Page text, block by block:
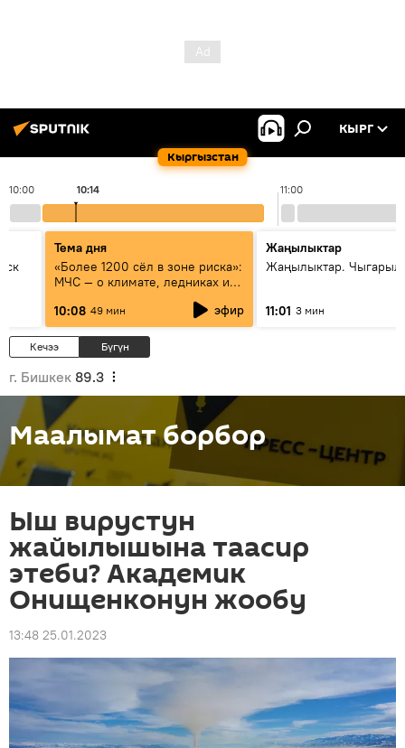
Кыргызстан
КЫРГ
10:00 11:00
10:14
Тема дня
«Более 1200 сёл в зоне риска»:
МЧС — о климате, ледниках и
населения
10:08 49 мин эфир
Жаңылыктар
Жаңылыктар.
11:01 3 мин
Кечээ Бүгүн
г. Бишкек 89.3
Маалымат борбор
Ыш вирустун
жайылышына таасир
этеби? Академик
Онищенконун жообу
13:48 25.01.2023